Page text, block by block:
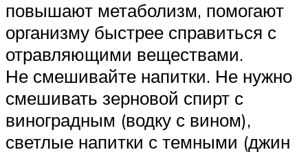
повышают метаболизм, помогают
организму быстрее справиться с
отравляющими веществами.
Не смешивайте напитки. Не нужно
смешивать зерновой спирт с
виноградным (водку с вином),
светлые напитки с темными (джин